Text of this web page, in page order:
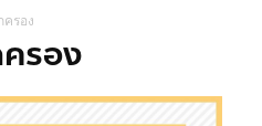
ครอง
รอง